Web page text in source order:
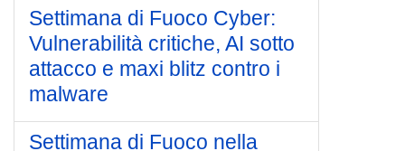
Settimana di Fuoco Cyber:
Vulnerabilità critiche, AI sotto
attacco e maxi blitz contro i
malware
Settimana di Fuoco nella